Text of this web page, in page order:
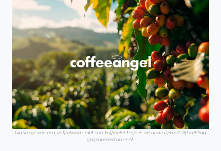
Close-up van een koffieboom met een koffieplantage in de achtergrond. Afbeelding
gegenereerd door AI.